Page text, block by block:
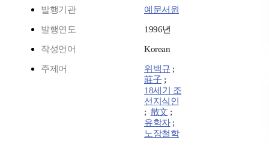
발행기관 예문서원
발행연도 1996년
작성언어 Korean
주제어 위백규 ;
莊子;
18세기 조
선지식인
; 散文 ;
유학자;
노장철학